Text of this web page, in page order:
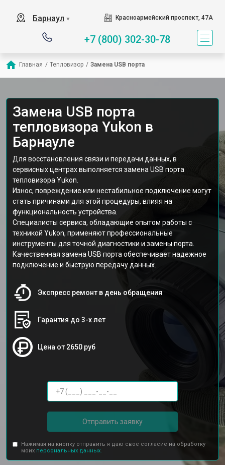
Барнаул ▼ Красноармейский проспект, 47А
+7 (800) 302-30-78
Главная / Тепловизор / Замена USB порта
Замена USB порта
тепловизора Yukon в
Барнауле
Для восстановления связи и передачи данных, в
сервисных центрах выполняется замена USB порта
тепловизора Yukon.
Износ, повреждение или нестабильное подключение могут
стать причинами для этой процедуры, влияя на
функциональность устройства.
Специалисты сервиса, обладающие опытом работы с
техникой Yukon, применяют профессиональные
инструменты для точной диагностики и замены порта.
Качественная замена USB порта обеспечивает надежное
подключение и быструю передачу данных.
Экспресс ремонт в день обращения
Гарантия до 3-х лет
Цена от 2650 руб
Отправить заявку
Нажимая на кнопку отправить я даю свое согласие на обработку
моих персональных данных.